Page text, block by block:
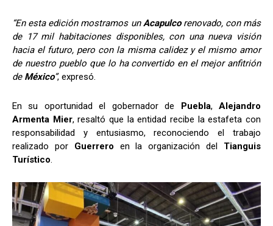
“En esta edición mostramos unAcapulcorenovado, con más
de 17 mil habitaciones disponibles, con una nueva visión
hacia el futuro, pero con la misma calidez y el mismo amor
de nuestro pueblo que lo ha convertido en el mejor anfitrión
de México”, expresó.
En su oportunidad el gobernador de Puebla,Alejandro
Armenta Mier, resaltó que la entidad recibe la estafeta con
responsabilidad y entusiasmo, reconociendo el trabajo
realizado por Guerrero en la organización del Tianguis
Turístico.